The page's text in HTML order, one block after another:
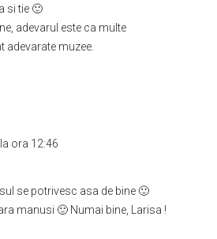
si tie 🙂
adevarul este ca multe
adevarate muzee.
ora 12:46
se potrivesc asa de bine 🙂
manusi 🙂 Numai bine, Larisa !